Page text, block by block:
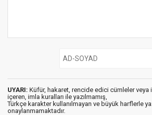
UYARI: Küfür, hakaret, rencide edici cümleler veya
içeren, imla kuralları ile yazılmamış,
Türkçe karakter kullanılmayan ve büyük harflerle
onaylanmamaktadır.